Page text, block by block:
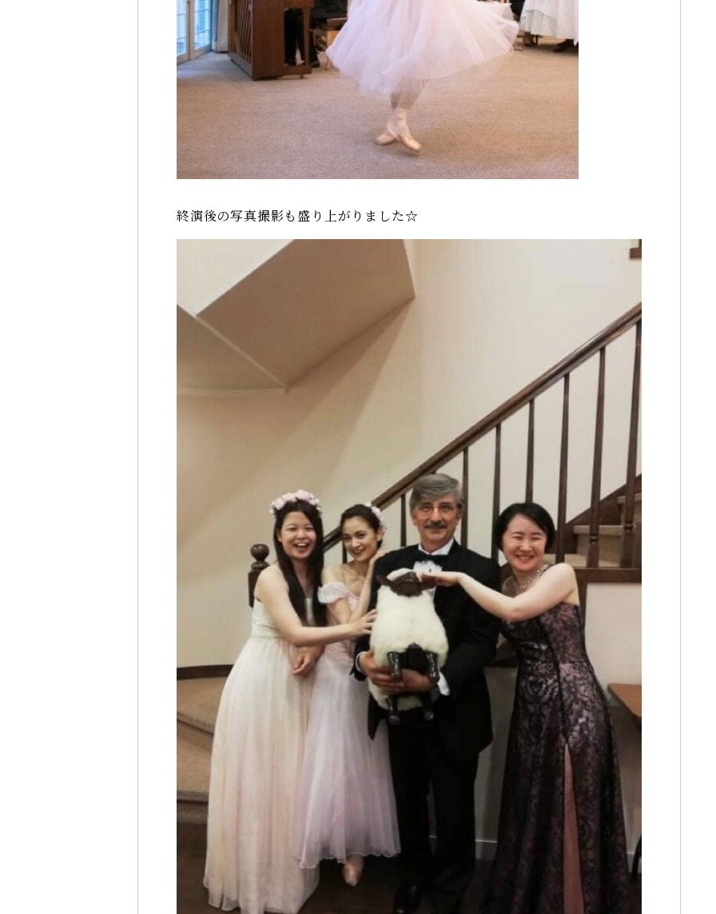
終演後の写真撮影も盛り上がりました☆